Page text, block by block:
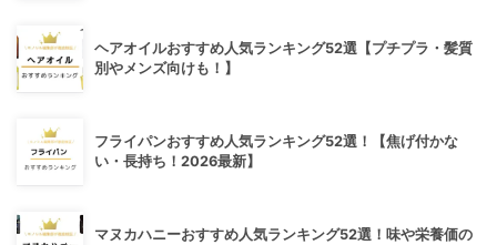
ヘアオイルおすすめ人気ランキング52選【プチプラ・髪質
別やメンズ向けも！】
フライパンおすすめ人気ランキング52選！【焦げ付かな
い・長持ち！2026最新】
マヌカハニーおすすめ人気ランキング52選！味や栄養価の